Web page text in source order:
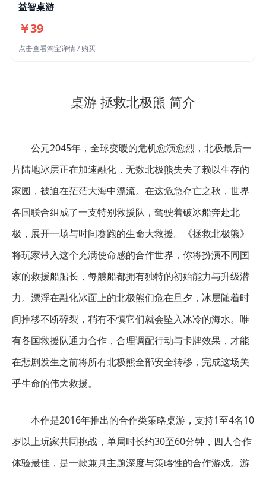
益智桌游
￥39
点击查看淘宝详情 / 购买
桌游 拯救北极熊 简介
公元2045年，全球变暖的危机愈演愈烈，北极最后一
片陆地冰层正在加速融化，无数北极熊失去了赖以生存的
家园，被迫在茫茫大海中漂流。在这危急存亡之秋，世界
各国联合组成了一支特别救援队，驾驶着破冰船奔赴北
极，展开一场与时间赛跑的生命大救援。《拯救北极熊》
将玩家带入这个充满使命感的合作世界，你将扮演不同国
家的救援船船长，每艘船都拥有独特的初始能力与升级潜
力。漂浮在融化冰面上的北极熊们危在旦夕，冰层随着时
间推移不断碎裂，稍有不慎它们就会坠入冰冷的海水。唯
有各国救援队通力合作，合理调配行动与卡牌效果，才能
在悲剧发生之前将所有北极熊全部安全转移，完成这场关
乎生命的伟大救援。
本作是2016年推出的合作类策略桌游，支持1至4名10
岁以上玩家共同挑战，单局时长约30至60分钟，四人合作
体验最佳，是一款兼具主题深度与策略性的合作游戏。游